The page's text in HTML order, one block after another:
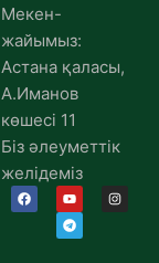
Мекен-
жайымыз:
Астана қаласы,
А.Иманов
көшесі 11
Біз әлеуметтік
желідеміз